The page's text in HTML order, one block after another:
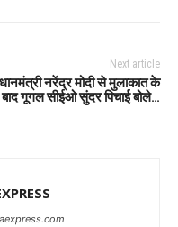
Next article
नरेंद्र मोदी से मुलाकात के
बाद गूगल सीईओ सुंदर पिचाई बोले…